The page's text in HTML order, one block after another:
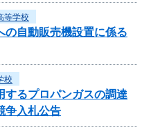
等学校
の自動販売機設置に係る
校
するプロパンガスの調達
争入札公告